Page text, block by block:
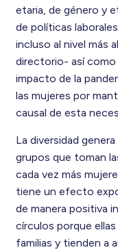
etaria, de género y
de políticas
incluso al nivel más
directorio- así
impacto de la
las mujeres por
causal de esta
La diversidad
grupos que toman
cada vez más
tiene un efecto
de manera positiva
círculos porque
familias y tienden a